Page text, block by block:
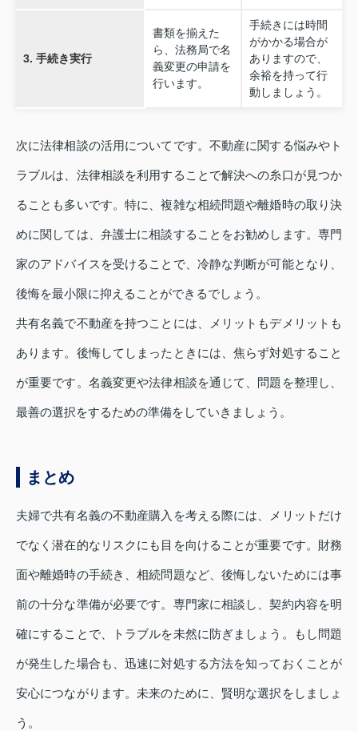
3. 手続き実行
書類を揃えた
ら、法務局で名
義変更の申請を
行います。
手続きには時間
がかかる場合が
ありますので、
余裕を持って行
動しましょう。
次に法律相談の活用についてです。不動産に関する悩みやト
ラブルは、法律相談を利用することで解決への糸口が見つか
ることも多いです。特に、複雑な相続問題や離婚時の取り決
めに関しては、弁護士に相談することをお勧めします。専門
家のアドバイスを受けることで、冷静な判断が可能となり、
後悔を最小限に抑えることができるでしょう。
共有名義で不動産を持つことには、メリットもデメリットも
あります。後悔してしまったときには、焦らず対処すること
が重要です。名義変更や法律相談を通じて、問題を整理し、
最善の選択をするための準備をしていきましょう。
まとめ
夫婦で共有名義の不動産購入を考える際には、メリットだけ
でなく潜在的なリスクにも目を向けることが重要です。財務
面や離婚時の手続き、相続問題など、後悔しないためには事
前の十分な準備が必要です。専門家に相談し、契約内容を明
確にすることで、トラブルを未然に防ぎましょう。もし問題
が発生した場合も、迅速に対処する方法を知っておくことが
安心につながります。未来のために、賢明な選択をしましょ
う。